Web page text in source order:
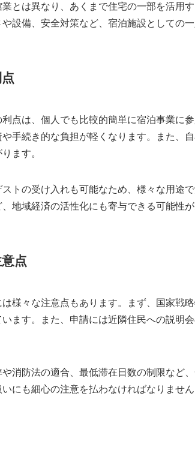
業とは異なり、あくまで住宅の一部を活用
設備、安全対策など、宿泊施設としての
点は、個人でも比較的簡単に宿泊事業に
や手続き的な負担が軽くなります。また、
ます。
トの受け入れも可能なため、様々な用途
地域経済の活性化にも寄与できる可能性が
点
様々な注意点もあります。まず、国家戦
ます。また、申請には近隣住民への説明
や消防法の適合、最低滞在日数の制限など
にも細心の注意を払わなければなりませ